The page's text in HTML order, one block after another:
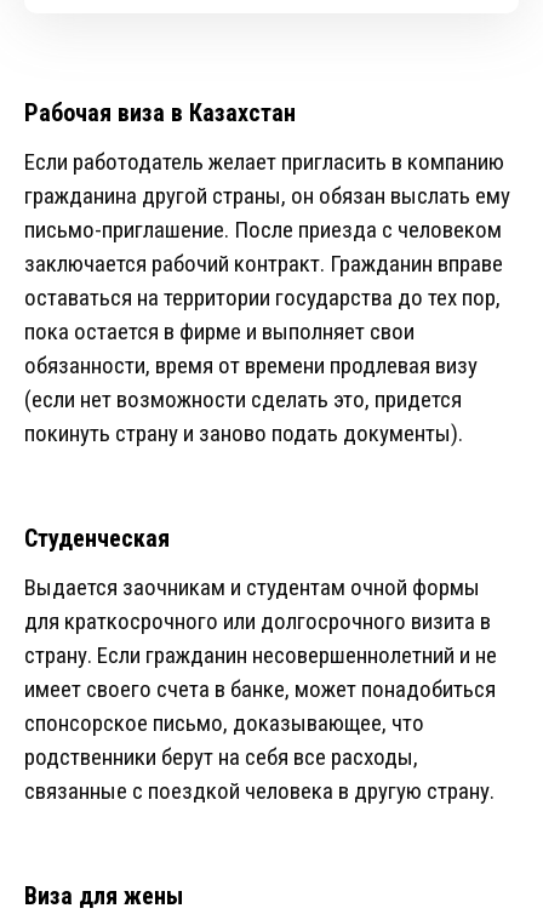
Рабочая виза в Казахстан
Если работодатель желает пригласить в компанию
гражданина другой страны, он обязан выслать ему
письмо-приглашение. После приезда с человеком
заключается рабочий контракт. Гражданин вправе
оставаться на территории государства до тех пор,
пока остается в фирме и выполняет свои
обязанности, время от времени продлевая визу
(если нет возможности сделать это, придется
покинуть страну и заново подать документы).
Студенческая
Выдается заочникам и студентам очной формы
для краткосрочного или долгосрочного визита в
страну. Если гражданин несовершеннолетний и не
имеет своего счета в банке, может понадобиться
спонсорское письмо, доказывающее, что
родственники берут на себя все расходы,
связанные с поездкой человека в другую страну.
Виза для жены